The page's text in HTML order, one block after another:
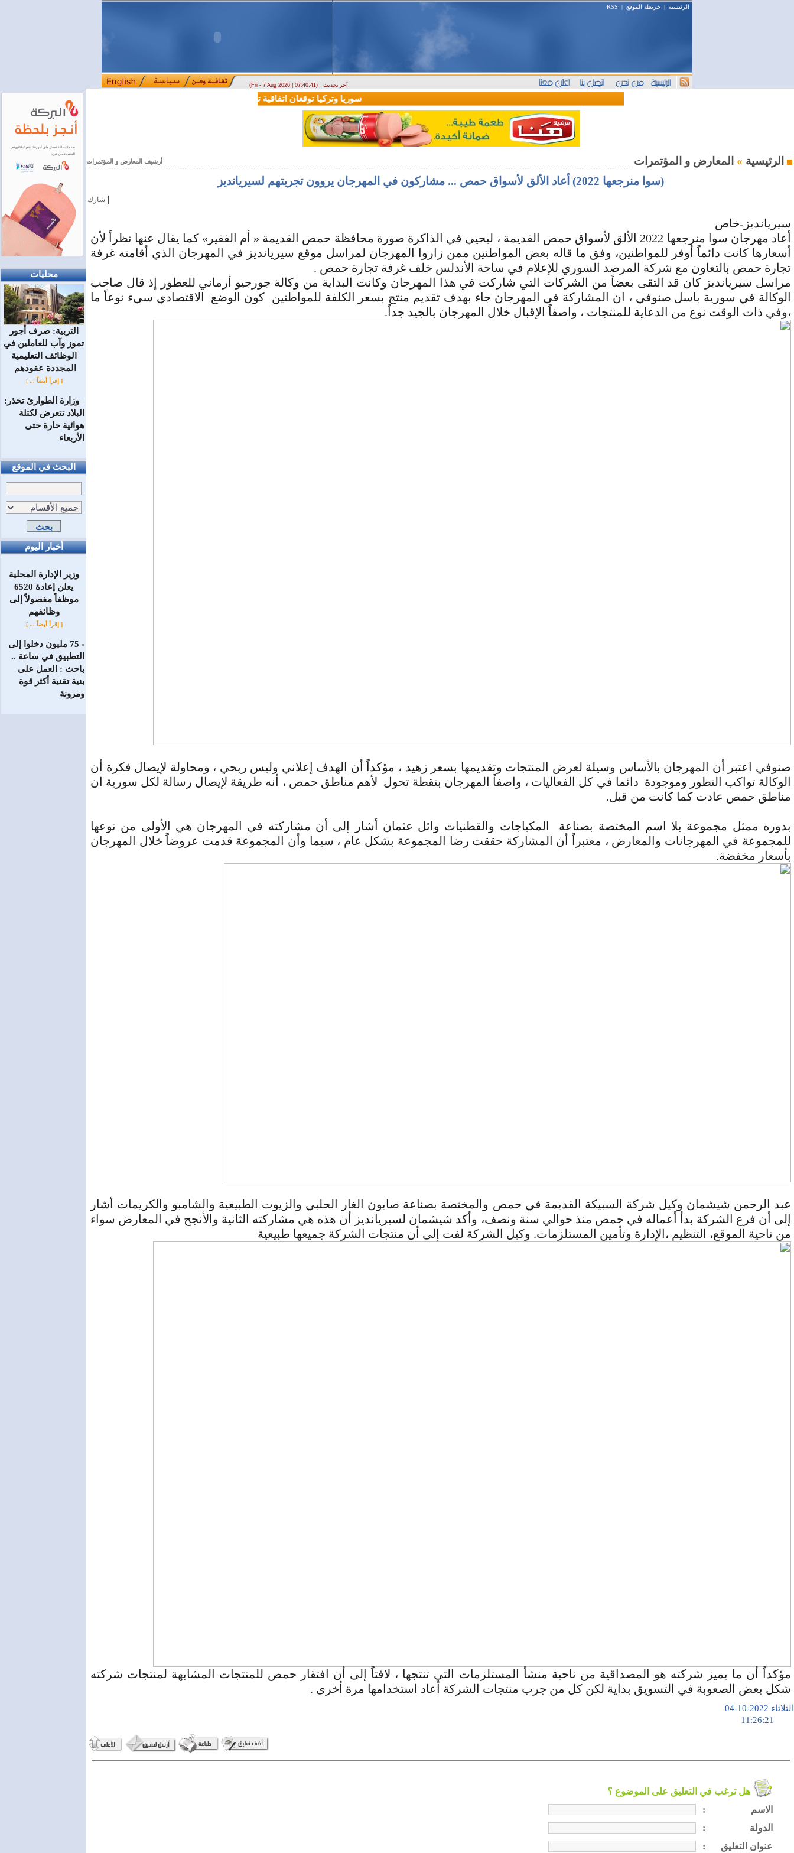
الرئيسية | خريطة الموقع |
RSS
(Fri - 7 Aug 2026 | 07:40:41) آخر تحديث
محليات
التربية: صرف أجور
تموز وآب للعاملين في
الوظائف ‏التعليمية
المجددة عقودهم ‏
[ إقرأ أيضاً ... ]
= وزارة الطوارئ تحذر:
البلاد تتعرض لكتلة
هوائية حارة حتى
الأربعاء
البحث في الموقع
أخبار اليوم
وزير الإدارة المحلية
يعلن إعادة 6520
موظفاً مفصولاً إلى
‏وظائفهم
[ إقرأ أيضاً ... ]
=
75 مليون دخلوا إلى
التطبيق في ساعة ..
باحث : العمل على
بنية تقنية أكثر قوة
ومرونة
سوريا وتركيا توقعان اتفاقية تعاون في مجالي التعليم العالي والبحث العلمي بمرسوم رئاسي.. تعيين
أرشيف المعارض و المؤتمرات الرئيسية »
(سوا منرجعها 2022) أعاد الألق لأسواق حمص ... مشاركون في المهرجان يروون تجربتهم لسيريانديز
شارك |
سيريانديز-خاص
أعاد مهرجان سوا منرجعها 2022 الألق لأسواق حمص القديمة ، ليحيي في الذاكرة صورة محافظة حمص القديمة « أم الفقير» كما يقال عنها نظراً لأن
أسعارها كانت دائماً أوفر للمواطنين، وفق ما قاله بعض المواطنين ممن زاروا المهرجان لمراسل موقع سيريانديز في المهرجان الذي أقامته غرفة
تجارة حمص بالتعاون مع شركة المرصد السوري للإعلام في ساحة الأندلس خلف غرفة تجارة حمص .
مراسل سيريانديز كان قد التقى بعضاً من الشركات التي شاركت في هذا المهرجان وكانت البداية من وكالة جورجيو أرماني للعطور إذ قال صاحب
الوكالة في سورية باسل صنوفي ، ان المشاركة في المهرجان جاء بهدف تقديم منتج بسعر الكلفة للمواطنين كون الوضع الاقتصادي سيء نوعاً ما
،وفي ذات الوقت نوع من الدعاية للمنتجات ، واصفاً الإقبال خلال المهرجان بالجيد جداً.
صنوفي اعتبر أن المهرجان بالأساس وسيلة لعرض المنتجات وتقديمها بسعر زهيد ، مؤكداً أن الهدف إعلاني وليس ربحي ، ومحاولة لإيصال فكرة أن
الوكالة تواكب التطور وموجودة دائما في كل الفعاليات ، واصفاً المهرجان بنقطة تحول لأهم مناطق حمص ، أنه طريقة لإيصال رسالة لكل سورية ان
مناطق حمص عادت كما كانت من قبل.
بدوره ممثل مجموعة بلا اسم المختصة بصناعة المكياجات والقطنيات وائل عثمان أشار إلى أن مشاركته في المهرجان هي الأولى من نوعها
للمجموعة في المهرجانات والمعارض ، معتبراً أن المشاركة حققت رضا المجموعة بشكل عام ، سيما وأن المجموعة قدمت عروضاً خلال المهرجان
بأسعار مخفضة.
عبد الرحمن شيشمان وكيل شركة السبيكة القديمة في حمص والمختصة بصناعة صابون الغار الحلبي والزيوت الطبيعية والشامبو والكريمات أشار
إلى أن فرع الشركة بدأ أعماله في حمص منذ حوالي سنة ونصف، وأكد شيشمان لسيريانديز أن هذه هي مشاركته الثانية والأنجح في المعارض سواء
من ناحية الموقع، التنظيم ،الإدارة وتأمين المستلزمات. وكيل الشركة لفت إلى أن منتجات الشركة جميعها طبيعية
مؤكداً أن ما يميز شركته هو المصداقية من ناحية منشأ المستلزمات التي تنتجها ، لافتاً إلى أن افتقار حمص للمنتجات المشابهة لمنتجات شركته
شكل بعض الصعوبة في التسويق بداية لكن كل من جرب منتجات الشركة أعاد استخدامها مرة أخرى .
الثلاثاء 2022-10-04
:
الاسم
:
الدولة
:
عنوان التعليق